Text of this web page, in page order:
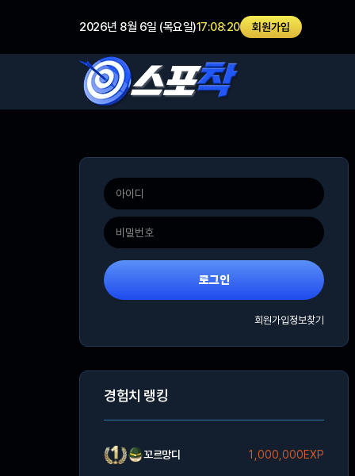
2026년 8월 6일 (목요일)17:08:21 회원가입
로그인
회원가입정보찾기
경험치 랭킹
꼬르망디 1,000,000EXP